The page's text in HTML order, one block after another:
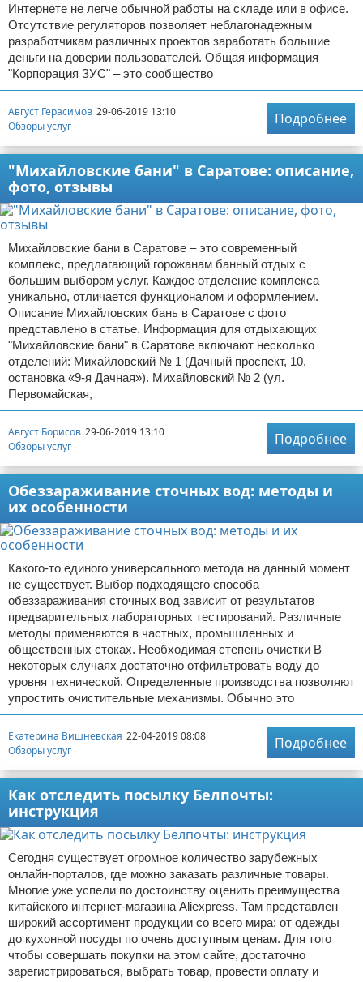
Интернете не легче обычной работы на складе или в офисе.
Отсутствие регуляторов позволяет неблагонадежным
разработчикам различных проектов заработать большие
деньги на доверии пользователей. Общая информация
"Корпорация ЗУС" – это сообщество
Август Герасимов 29-06-2019 13:10
Обзоры услуг
Подробнее
"Михайловские бани" в Саратове: описание,
фото, отзывы
Михайловские бани в Саратове – это современный
комплекс, предлагающий горожанам банный отдых с
большим выбором услуг. Каждое отделение комплекса
уникально, отличается функционалом и оформлением.
Описание Михайловских бань в Саратове с фото
представлено в статье. Информация для отдыхающих
"Михайловские бани" в Саратове включают несколько
отделений: Михайловский № 1 (Дачный проспект, 10,
остановка «9-я Дачная»). Михайловский № 2 (ул.
Первомайская,
Август Борисов 29-06-2019 13:10
Обзоры услуг
Подробнее
Обеззараживание сточных вод: методы и
их особенности
Какого-то единого универсального метода на данный момент
не существует. Выбор подходящего способа
обеззараживания сточных вод зависит от результатов
предварительных лабораторных тестирований. Различные
методы применяются в частных, промышленных и
общественных стоках. Необходимая степень очистки В
некоторых случаях достаточно отфильтровать воду до
уровня технической. Определенные производства позволяют
упростить очистительные механизмы. Обычно это
Екатерина Вишневская 22-04-2019 08:08
Обзоры услуг
Подробнее
Как отследить посылку Белпочты:
инструкция
Сегодня существует огромное количество зарубежных
онлайн-порталов, где можно заказать различные товары.
Многие уже успели по достоинству оценить преимущества
китайского интернет-магазина Aliexpress. Там представлен
широкий ассортимент продукции со всего мира: от одежды
до кухонной посуды по очень доступным ценам. Для того
чтобы совершать покупки на этом сайте, достаточно
зарегистрироваться, выбрать товар, провести оплату и